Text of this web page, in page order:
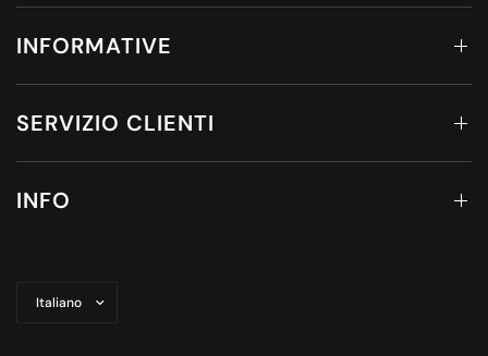
INFORMATIVE
SERVIZIO CLIENTI
INFO
paese/area